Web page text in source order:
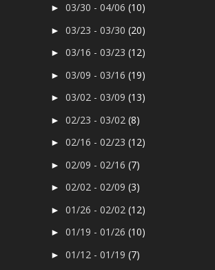
►03/30 - 04/06(10)
►03/23 - 03/30(20)
►03/16 - 03/23(12)
►03/09 - 03/16(19)
►03/02 - 03/09(13)
►02/23 - 03/02(8)
►02/16 - 02/23(12)
►02/09 - 02/16(7)
►02/02 - 02/09(3)
►01/26 - 02/02(12)
►01/19 - 01/26(10)
►01/12 - 01/19(7)